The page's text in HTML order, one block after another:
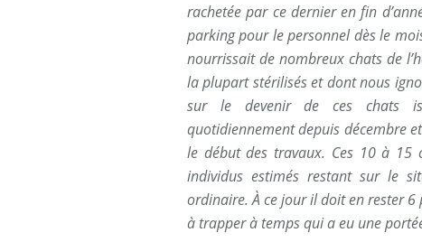
rachetée par ce dernier en fin
parking pour le personnel dès le
nourrissait de nombreux chats de
la plupart stérilisés et dont nous
sur le devenir de ces chats
quotidiennement depuis décembre
le début des travaux. Ces 10 à 15
individus estimés restant sur le
ordinaire. À ce jour il doit en rester 6
à trapper à temps qui a eu une